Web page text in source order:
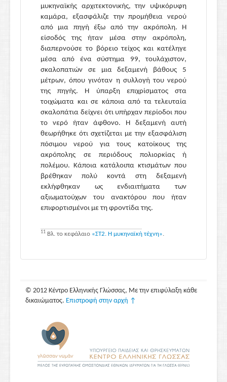
μυκηναϊκής αρχιτεκτονικής, την υψικόρυφη
καμάρα, εξασφάλιζε την προμήθεια νερού
από μια πηγή έξω από την ακρόπολη. Η
είσοδός της ήταν μέσα στην ακρόπολη,
διαπερνούσε το βόρειο τείχος και κατέληγε
μέσα από ένα σύστημα 99, τουλάχιστον,
σκαλοπατιών σε μια δεξαμενή βάθους 5
μέτρων, όπου γινόταν η συλλογή του νερού
της πηγής. Η ύπαρξη επιχρίσματος στα
τοιχώματα και σε κάποια από τα τελευταία
σκαλοπάτια δείχνει ότι υπήρχαν περίοδοι που
το νερό ήταν άφθονο. Η δεξαμενή αυτή
θεωρήθηκε ότι σχετίζεται με την εξασφάλιση
πόσιμου νερού για τους κατοίκους της
ακρόπολης σε περιόδους πολιορκίας ή
πολέμου. Κάποια κατάλοιπα κτισμάτων που
βρέθηκαν πολύ κοντά στη δεξαμενή
εκλήφθηκαν ως ενδιαιτήματα των
αξιωματούχων του ανακτόρου που ήταν
επιφορτισμένοι με τη φροντίδα της.
11 Βλ. το κεφάλαιο «ΣΤ2. Η μυκηναϊκή τέχνη».
© 2012 Κέντρο Ελληνικής Γλώσσας, Με την επιφύλαξη κάθε
δικαιώματος. Επιστροφή στην αρχή ↑